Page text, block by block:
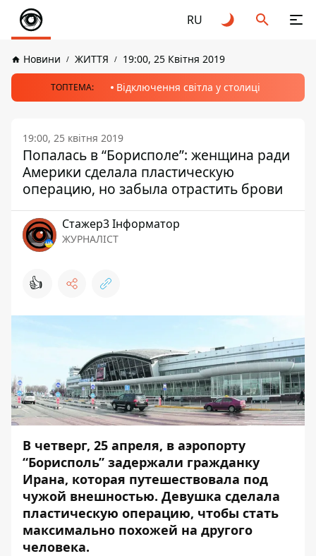
RU
Новини ЖИТТЯ 19:00, 25 Квітня 2019
ТОПТЕМА: Відключення світла у столиці
19:00, 25 квітня 2019
Попалась в “Борисполе”: женщина ради
Америки сделала пластическую
операцию, но забыла отрастить брови
Стажер3 Інформатор
ЖУРНАЛІСТ
👍
В четверг, 25 апреля, в аэропорту
“Борисполь” задержали гражданку
Ирана, которая путешествовала под
чужой внешностью. Девушка сделала
пластическую операцию, чтобы стать
максимально похожей на другого
человека.